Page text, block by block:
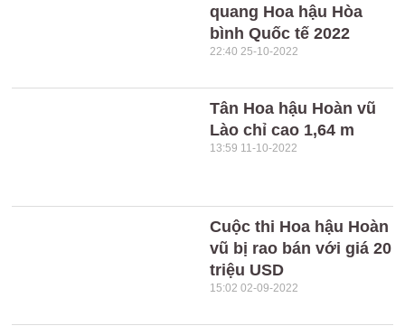
quang Hoa hậu Hòa
bình Quốc tế 2022
22:40 25-10-2022
Tân Hoa hậu Hoàn vũ
Lào chỉ cao 1,64 m
13:59 11-10-2022
Cuộc thi Hoa hậu Hoàn
vũ bị rao bán với giá 20
triệu USD
15:02 02-09-2022